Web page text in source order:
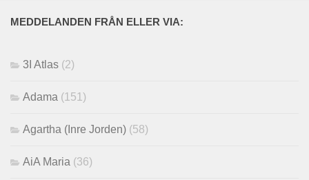
MEDDELANDEN FRÅN ELLER VIA:
3I Atlas (2)
Adama (151)
Agartha (Inre Jorden) (58)
AiA Maria (36)